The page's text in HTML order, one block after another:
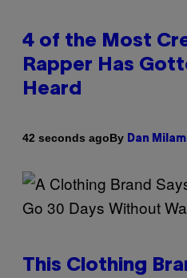
4 of the Most
Rapper Has
Heard
42 seconds agoBy Dan Milam
This Clothing